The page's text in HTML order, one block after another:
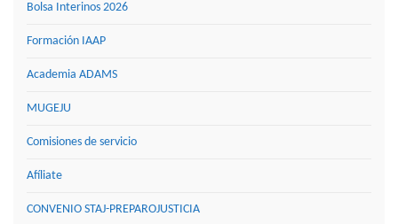
Bolsa Interinos 2026
Formación IAAP
Academia ADAMS
MUGEJU
Comisiones de servicio
Afíliate
CONVENIO STAJ-PREPAROJUSTICIA